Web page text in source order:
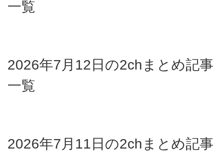
一覧
2026年7月12日の2chまとめ記事
一覧
2026年7月11日の2chまとめ記事